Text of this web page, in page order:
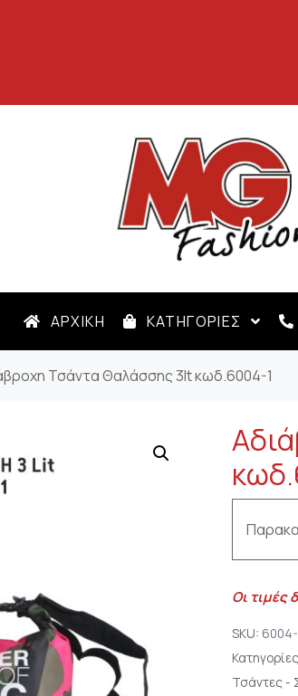
ΑΡΧΙΚΗ ΚΑΤΗΓΟΡΙΕΣ
Τσάντα Θαλάσσης 3lt κωδ.6004-1
Οι τιμές
SKU: 6004-
Τσάντες -